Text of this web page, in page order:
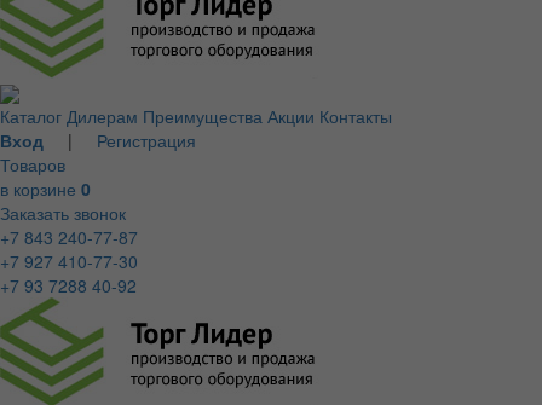
Каталог Дилерам Преимущества Акции Контакты
Вход | Регистрация
Товаров
в корзине 0
Заказать звонок
+7 843 240-77-87
+7 927 410-77-30
+7 93 7288 40-92